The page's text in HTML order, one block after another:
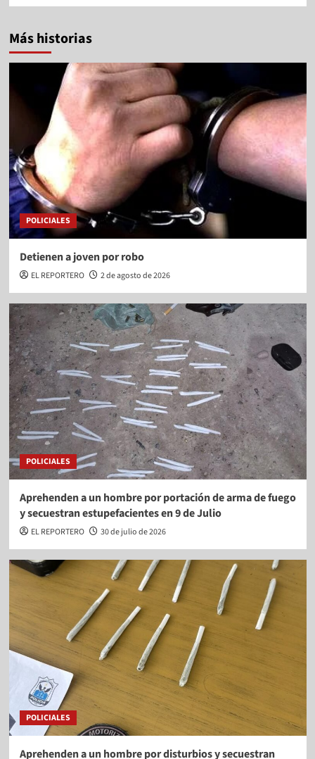
Más historias
POLICIALES
Detienen a joven por robo
EL REPORTERO 2 de agosto de 2026
POLICIALES
Aprehenden a un hombre por portación de arma de fuego
y secuestran estupefacientes en 9 de Julio
EL REPORTERO 30 de julio de 2026
POLICIALES
Aprehenden a un hombre por disturbios y secuestran